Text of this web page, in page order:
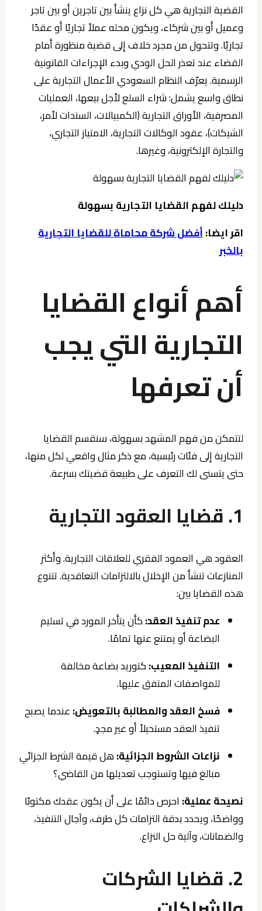
القضية التجارية هي كل نزاع ينشأ بين تاجرين أو بين تاجر
وعميل أو بين شركاء، ويكون محله عملاً تجاريًا أو عقدًا
تجاريًا. وتتحول من مجرد خلاف إلى قضية منظورة أمام
القضاء عند تعذر الحل الودي وبدء الإجراءات القانونية
الرسمية. يعرّف النظام السعودي الأعمال التجارية على
نطاق واسع يشمل: شراء السلع لأجل بيعها، العمليات
المصرفية، الأوراق التجارية (الكمبيالات، السندات لأمر،
الشيكات)، عقود الوكالات التجارية، الامتياز التجاري،
والتجارة الإلكترونية، وغيرها.
دليلك لفهم القضايا التجارية بسهولة
اقر ايضا:أفضل شركة محاماة للقضايا التجارية
بالخبر
أهم أنواع القضايا
التجارية التي يجب
أن تعرفها
لتتمكن من فهم المشهد بسهولة، سنقسم القضايا
التجارية إلى فئات رئيسية، مع ذكر مثال واقعي لكل منها،
حتى يتسنى لك التعرف على طبيعة قضيتك بسرعة.
1. قضايا العقود التجارية
العقود هي العمود الفقري للعلاقات التجارية. وأكثر
المنازعات تنشأ من الإخلال بالالتزامات التعاقدية. تتنوع
هذه القضايا بين:
عدم تنفيذ العقد:كأن يتأخر المورد في تسليم
البضاعة أو يمتنع عنها تمامًا.
التنفيذ المعيب:كتوريد بضاعة مخالفة
للمواصفات المتفق عليها.
فسخ العقد والمطالبة بالتعويض:عندما يصبح
تنفيذ العقد مستحيلاً أو غير مجدٍ.
نزاعات الشروط الجزائية:هل قيمة الشرط الجزائي
مبالغ فيها وتستوجب تعديلها من القاضي؟
نصيحة عملية: احرص دائمًا على أن يكون عقدك مكتوبًا
وواضحًا، ويحدد بدقة التزامات كل طرف، وآجال التنفيذ،
والضمانات، وآلية حل النزاع.
2. قضايا الشركات